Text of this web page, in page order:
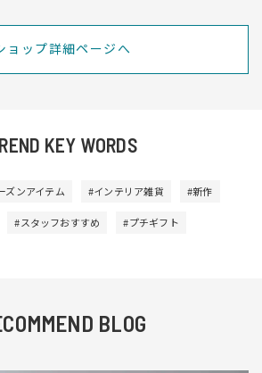
ョップ詳細ページへ
KEY WORDS
ズンアイテム #インテリア雑貨 #新作
#スタッフおすすめ #プチギフト
BLOG